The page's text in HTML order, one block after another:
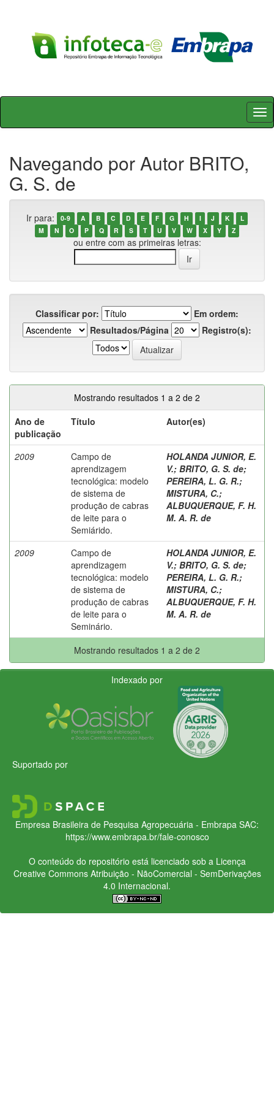
Skip
Navegando por Autor BRITO,
G. S. de
Ir para: 0-9 A B C D E F G H I J K
L
M
N O P Q R S T U V W X Y Z
ou entre com as primeiras letras:
Classificar por:
Em ordem:
Resultados/Página
Registro(s):
Mostrando resultados 1 a 2 de 2
Ano de
publicação
Título Autor(es)
2009
Campo de
aprendizagem
tecnológica: modelo
de sistema de
produção de cabras
de leite para o
Semiárido.
HOLANDA JUNIOR, E.
V.; BRITO, G. S. de;
PEREIRA, L. G. R.;
MISTURA, C.;
ALBUQUERQUE, F. H.
M. A. R. de
2009
Campo de
aprendizagem
tecnológica: modelo
de sistema de
produção de cabras
de leite para o
Seminário.
HOLANDA JUNIOR, E.
V.; BRITO, G. S. de;
PEREIRA, L. G. R.;
MISTURA, C.;
ALBUQUERQUE, F. H.
M. A. R. de
Mostrando resultados 1 a 2 de 2
Indexado por
Suportado por
Empresa Brasileira de Pesquisa Agropecuária - Embrapa SAC:
https://www.embrapa.br/fale-conosco
O conteúdo do repositório está licenciado sob a Licença
Creative CommonsAtribuição - NãoComercial - SemDerivações
4.0 Internacional.